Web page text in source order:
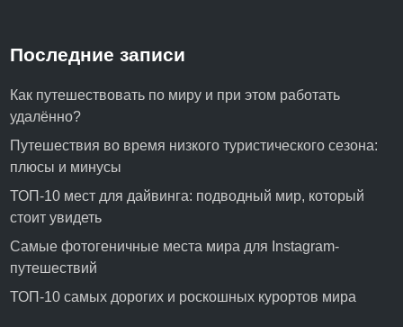
Последние записи
Как путешествовать по миру и при этом работать
удалённо?
Путешествия во время низкого туристического сезона:
плюсы и минусы
ТОП-10 мест для дайвинга: подводный мир, который
стоит увидеть
Самые фотогеничные места мира для Instagram-
путешествий
ТОП-10 самых дорогих и роскошных курортов мира